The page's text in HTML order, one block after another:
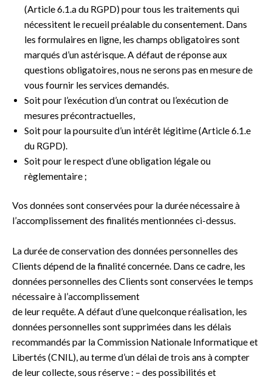
(Article 6.1.a du RGPD) pour tous les traitements qui
nécessitent le recueil préalable du consentement. Dans
les formulaires en ligne, les champs obligatoires sont
marqués d’un astérisque. A défaut de réponse aux
questions obligatoires, nous ne serons pas en mesure de
vous fournir les services demandés.
Soit pour l’exécution d’un contrat ou l’exécution de
mesures précontractuelles,
Soit pour la poursuite d’un intérêt légitime (Article 6.1.e
du RGPD).
Soit pour le respect d’une obligation légale ou
règlementaire ;
Vos données sont conservées pour la durée nécessaire à
l’accomplissement des finalités mentionnées ci-dessus.
La durée de conservation des données personnelles des
Clients dépend de la finalité concernée. Dans ce cadre, les
données personnelles des Clients sont conservées le temps
nécessaire à l’accomplissement
de leur requête. A défaut d’une quelconque réalisation, les
données personnelles sont supprimées dans les délais
recommandés par la Commission Nationale Informatique et
Libertés (CNIL), au terme d’un délai de trois ans à compter
de leur collecte, sous réserve : – des possibilités et